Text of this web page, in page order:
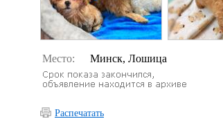
Место: Минск, Лошица
Распечатать